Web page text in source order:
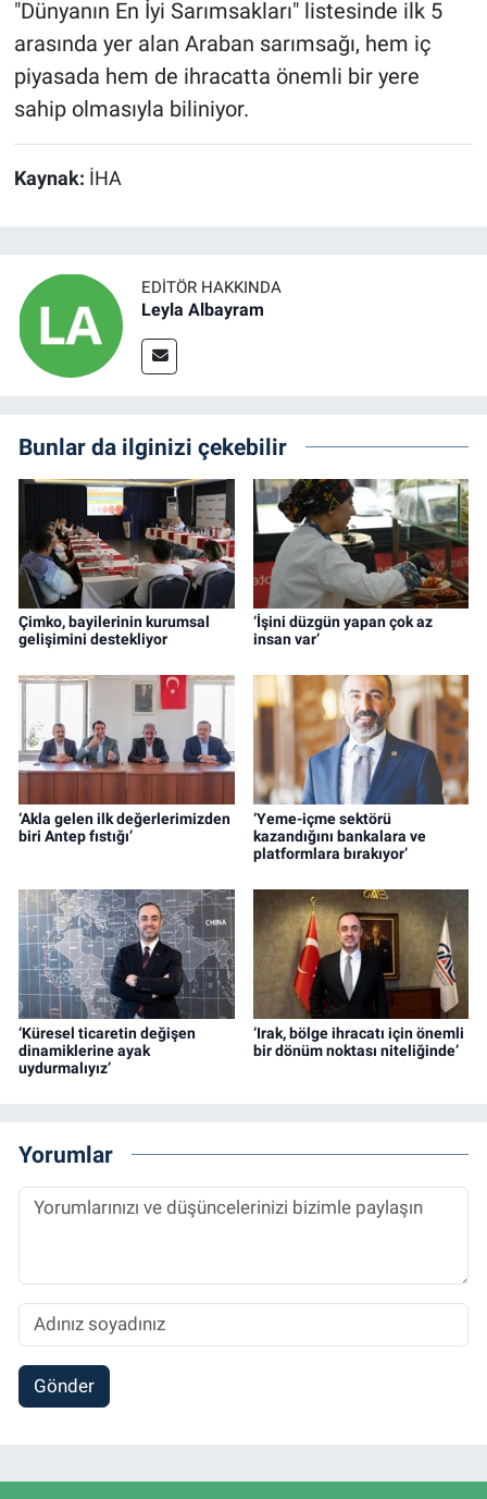
"Dünyanın En İyi Sarımsakları" listesinde ilk 5
arasında yer alan Araban sarımsağı, hem iç
piyasada hem de ihracatta önemli bir yere
sahip olmasıyla biliniyor.
Kaynak: İHA
EDITÖR HAKKINDA
Leyla Albayram
Bunlar da ilginizi çekebilir
Çimko, bayilerinin kurumsal
gelişimini destekliyor
‘İşini düzgün yapan çok az
insan var’
‘Akla gelen ilk değerlerimizden
biri Antep fıstığı’
‘Yeme-içme sektörü
kazandığını bankalara ve
platformlara bırakıyor’
‘Küresel ticaretin değişen
dinamiklerine ayak
uydurmalıyız’
‘Irak, bölge ihracatı için önemli
bir dönüm noktası niteliğinde’
Yorumlar
Gönder